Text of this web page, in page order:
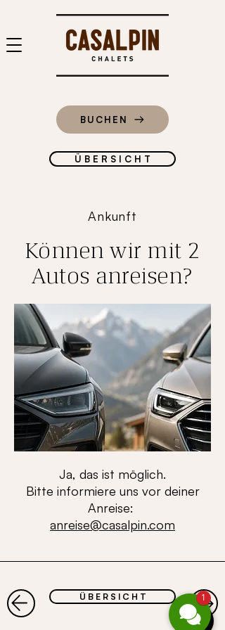
BUCHEN
Ü B E R S I C H T
Ankunft
Können wir mit 2
Autos anreisen?
Ja, das ist möglich.
Bitte informiere uns vor deiner
Anreise:
anreise@casalpin.com
Ü B E R S I C H T 1